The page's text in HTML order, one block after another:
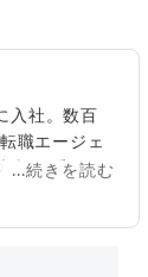
入社。数百
職エージェ
談に乗る。
...続きを読む